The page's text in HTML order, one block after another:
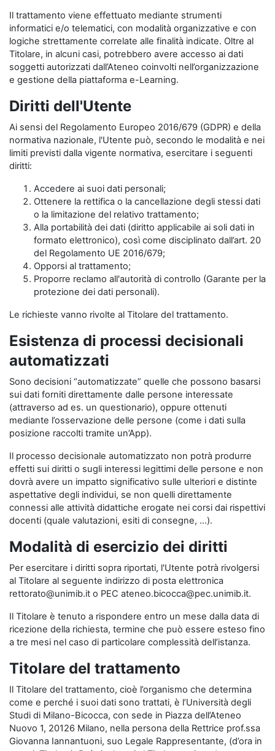
Il trattamento viene effettuato mediante strumenti
informatici e/o telematici, con modalità organizzative e con
logiche strettamente correlate alle finalità indicate. Oltre al
Titolare, in alcuni casi, potrebbero avere accesso ai dati
soggetti autorizzati dall’Ateneo coinvolti nell’organizzazione
e gestione della piattaforma e-Learning.
Diritti dell'Utente
Ai sensi del Regolamento Europeo 2016/679 (GDPR) e della
normativa nazionale, l'Utente può, secondo le modalità e nei
limiti previsti dalla vigente normativa, esercitare i seguenti
diritti:
Accedere ai suoi dati personali;
Ottenere la rettifica o la cancellazione degli stessi dati
o la limitazione del relativo trattamento;
Alla portabilità dei dati (diritto applicabile ai soli dati in
formato elettronico), così come disciplinato dall’art. 20
del Regolamento UE 2016/679;
Opporsi al trattamento;
Proporre reclamo all'autorità di controllo (Garante per la
protezione dei dati personali).
Le richieste vanno rivolte al Titolare del trattamento.
Esistenza di processi decisionali
automatizzati
Sono decisioni “automatizzate” quelle che possono basarsi
sui dati forniti direttamente dalle persone interessate
(attraverso ad es. un questionario), oppure ottenuti
mediante l’osservazione delle persone (come i dati sulla
posizione raccolti tramite un’App).
Il processo decisionale automatizzato non potrà produrre
effetti sui diritti o sugli interessi legittimi delle persone e non
dovrà avere un impatto significativo sulle ulteriori e distinte
aspettative degli individui, se non quelli direttamente
connessi alle attività didattiche erogate nei corsi dai rispettivi
docenti (quale valutazioni, esiti di consegne, …).
Modalità di esercizio dei diritti
Per esercitare i diritti sopra riportati, l'Utente potrà rivolgersi
al Titolare al seguente indirizzo di posta elettronica
rettorato@unimib.it o PEC ateneo.bicocca@pec.unimib.it.
Il Titolare è tenuto a rispondere entro un mese dalla data di
ricezione della richiesta, termine che può essere esteso fino
a tre mesi nel caso di particolare complessità dell’istanza.
Titolare del trattamento
Il Titolare del trattamento, cioè l’organismo che determina
come e perché i suoi dati sono trattati, è l’Università degli
Studi di Milano-Bicocca, con sede in Piazza dell’Ateneo
Nuovo 1, 20126 Milano, nella persona della Rettrice prof.ssa
Giovanna Iannantuoni, suo Legale Rappresentante, (d’ora in